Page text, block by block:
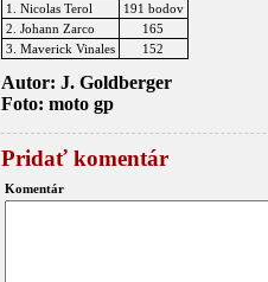
1. Nicolas Terol
191 bodov
2. Johann Zarco
165
3. Maverick Vinales
152
Autor: J. Goldberger
Foto: moto gp
Pridať komentár
Komentár